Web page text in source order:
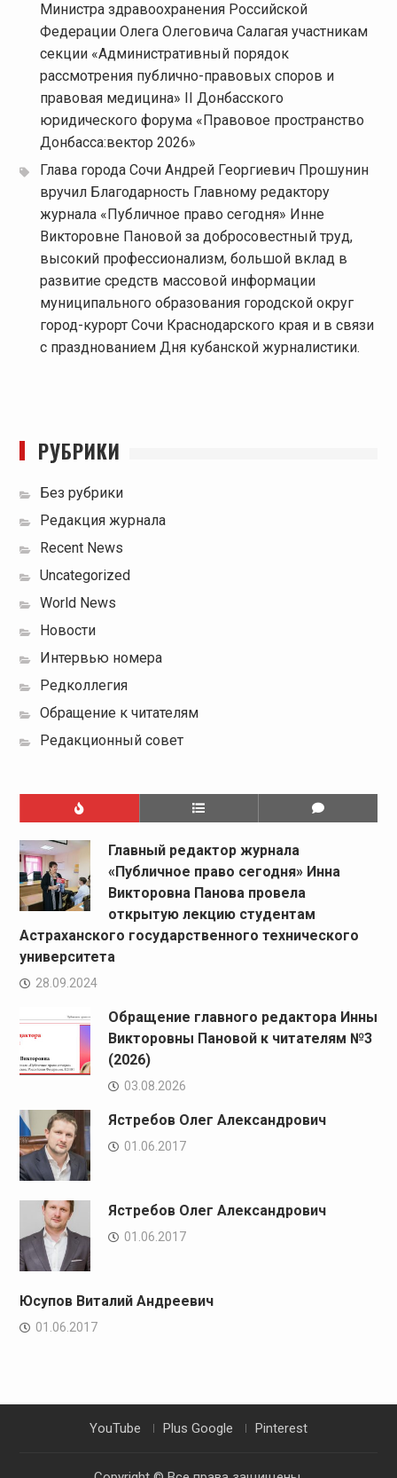
Министра здравоохранения Российской
Федерации Олега Олеговича Салагая участникам
секции «Административный порядок
рассмотрения публично-правовых споров и
правовая медицина» II Донбасского
юридического форума «Правовое пространство
Донбасса:вектор 2026»
Глава города Сочи Андрей Георгиевич Прошунин
вручил Благодарность Главному редактору
журнала «Публичное право сегодня» Инне
Викторовне Пановой за добросовестный труд,
высокий профессионализм, большой вклад в
развитие средств массовой информации
муниципального образования городской округ
город-курорт Сочи Краснодарского края и в связи
с празднованием Дня кубанской журналистики.
РУБРИКИ
Без рубрики
Редакция журнала
Recent News
Uncategorized
World News
Новости
Интервью номера
Редколлегия
Обращение к читателям
Редакционный совет
Главный редактор журнала
«Публичное право сегодня» Инна
Викторовна Панова провела
открытую лекцию студентам
Астраханского государственного технического
университета
28.09.2024
Обращение главного редактора Инны
Викторовны Пановой к читателям №3
(2026)
03.08.2026
Ястребов Олег Александрович
01.06.2017
Ястребов Олег Александрович
01.06.2017
Юсупов Виталий Андреевич
01.06.2017
YouTube Plus Google Pinterest